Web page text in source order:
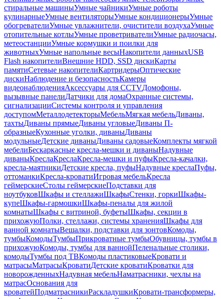
стиральные машиныУмные чайникиУмные роботы
кулинарныеУмные вентиляторыУмные кондиционерыУмные
обогревателиУмные увлажнители, очистители воздухаУмные
отопительные котлыУмные проветривателиУмные радиочасы,
метеостанцииУмные кормушки и поилки для
животныхУмные напольные весыНакопители данныхUSB
Flash накопителиВнешние HDD, SSD дискиКарты
памятиСетевые накопителиКартридерыОптические
дискиНаблюдение и безопасностьКамеры
видеонаблюденияАксессуары для CCTVДомофоны,
вызывные панелиДатчики для домаОхранные системы,
сигнализацииСистемы контроля и управления
доступомМеталлодетекторыМебельМягкая мебельДиваны,
тахтыДиваны прямыеДиваны угловыеДиваны П-
образныеКухонные уголки, диваныДиваны
модульныеДетские диваныДиваны садовыеКомплекты мягкой
мебелиБескаркасные кресла-мешки и диваныНадувные
диваныКреслаКреслаКресла-мешки и пуфыКресла-качалки,
кресла-маятникиДетские кресла, пуфыНадувные креслаПуфы,
оттоманкиКресла-кроватиИгровая мебельКресла
геймерскиеСтолы геймерскиеПодставки для
ноутбуковШкафы и стеллажиШкафыСтенки, горкиШкафы-
купеШкафы-гармошкиШкафы-пеналы для жилой
комнатыШкафы с витриной, буфетыШкафы, секции в
прихожуюПолки, стеллажи, системы храненияШкафы для
ванной комнатыВешалки, подставки для зонтовКомоды,
тумбыКомодыТумбыПрикроватные тумбыОбувницы, тумбы в
прихожуюКомоды, тумбы для ваннойПеленальные столики,
комодыТумбы под ТВКомоды пластиковыеКровати и
матрасыМатрасыКроватиДетские кроватиКроватки для
новорожденныхНадувная мебельНаматрасники, чехлы на
матрасОснования для
кроватейПодматрасникиРаскладушкиКровати-трансформеры,